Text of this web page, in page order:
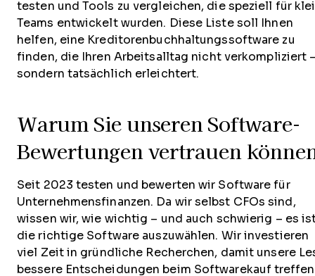
testen und Tools zu vergleichen, die speziell für
Teams entwickelt wurden. Diese Liste soll Ihnen
helfen, eine Kreditorenbuchhaltungssoftware zu
finden, die Ihren Arbeitsalltag nicht verkompliziert
sondern tatsächlich erleichtert.
Warum Sie unseren Software-
Bewertungen vertrauen
Seit 2023 testen und bewerten wir Software für
Unternehmensfinanzen. Da wir selbst CFOs sind,
wissen wir, wie wichtig – und auch schwierig – es
die richtige Software auszuwählen. Wir investieren
viel Zeit in gründliche Recherchen, damit unsere
bessere Entscheidungen beim Softwarekauf treffen